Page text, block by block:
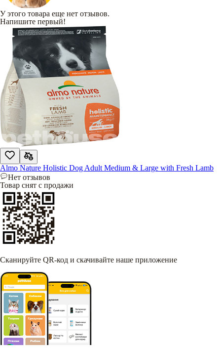
У этого товара еще нет отзывов.
Напишите первый!
Almo Nature Holistic Dog Adult Medium & Large with Fresh Lamb
Нет отзывов
Товар снят с продажи
Сканируйте QR-код и скачивайте наше приложение